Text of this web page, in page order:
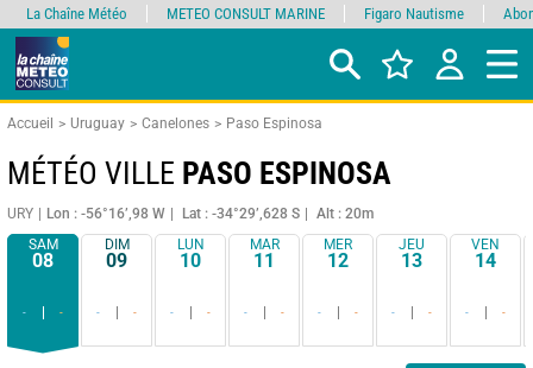
Accueil Uruguay Canelones Paso Espinosa
MÉTÉO VILLE PASO ESPINOSA
URY Lon : -56°16’,98 W Lat : -34°29’,628 S
Alt : 20m
SAM
08
- -
DIM
09
- -
LUN
10
- -
MAR
11
- -
MER
12
- -
JEU
13
- -
VEN
14
- -
La Chaîne Météo METEO CONSULT MARINE Figaro Nautisme